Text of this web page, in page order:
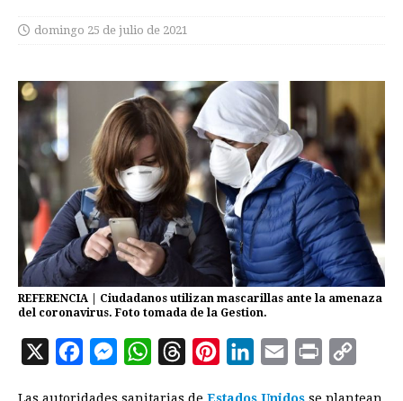
domingo 25 de julio de 2021
REFERENCIA | Ciudadanos utilizan mascarillas ante la amenaza
del coronavirus. Foto tomada de la Gestion.
X
M
W